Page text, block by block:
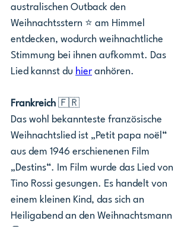
australischen Outback den
Weihnachtsstern ⭐ am Himmel
entdecken, wodurch weihnachtliche
Stimmung bei ihnen aufkommt. Das
Lied kannst du hier anhören.
Frankreich 🇫🇷
Das wohl bekannteste französische
Weihnachtslied ist „Petit papa noël“
aus dem 1946 erschienenen Film
„Destins“. Im Film wurde das Lied von
Tino Rossi gesungen. Es handelt von
einem kleinen Kind, das sich an
Heiligabend an den Weihnachtsmann